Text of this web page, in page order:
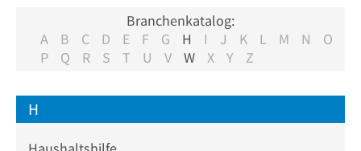
Branchenkatalog:
A
B C D E F G H I J K L M N
O
P
Q R S T U V W X Y Z
H